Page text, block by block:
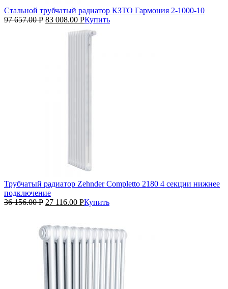
Стальной трубчатый радиатор КЗТО Гармония 2‑1000‑10
97 657.00Р 83 008.00 РКупить
Трубчатый радиатор Zehnder Completto 2180 4 секции нижнее
подключение
36 156.00Р 27 116.00 РКупить